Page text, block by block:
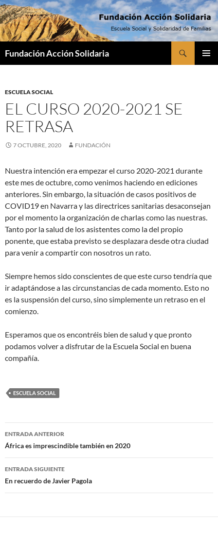
Saltar
al
contenido
Fundación Acción Solidaria
ESCUELA SOCIAL
EL CURSO 2020-2021 SE
RETRASA
7 OCTUBRE, 2020 FUNDACIÓN
Nuestra intención era empezar el curso 2020-2021 durante
este mes de octubre, como venimos haciendo en ediciones
anteriores. Sin embargo, la situación de casos positivos de
COVID19 en Navarra y las directrices sanitarias desaconsejan
por el momento la organización de charlas como las nuestras.
Tanto por la salud de los asistentes como la del propio
ponente, que estaba previsto se desplazara desde otra ciudad
para venir a compartir con nosotros un rato.
Siempre hemos sido conscientes de que este curso tendría que
ir adaptándose a las circunstancias de cada momento. Esto no
es la suspensión del curso, sino simplemente un retraso en el
comienzo.
Esperamos que os encontréis bien de salud y que pronto
podamos volver a disfrutar de la Escuela Social en buena
compañía.
ESCUELA SOCIAL
Navegación
de
entradas
ENTRADA ANTERIOR
África es imprescindible también en 2020
ENTRADA SIGUIENTE
En recuerdo de Javier Pagola